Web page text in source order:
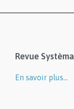
Revue
En savoir plus…